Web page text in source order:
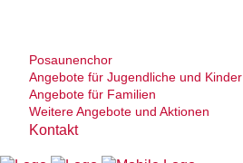
Posaunenchor
Angebote für Jugendliche und Kinder
Angebote für Familien
Weitere Angebote und Aktionen
Kontakt